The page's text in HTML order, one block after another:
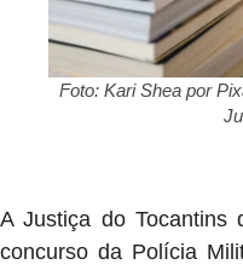
Foto: Kari Shea por
A Justiça do Tocantins
concurso da Polícia